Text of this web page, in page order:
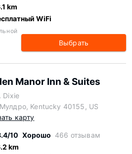
km
WiFi
Выбрать
Manor Inn & Suites
Dixie
Kentucky 40155, US
карту
10 Хорошо 466 отзывам
km